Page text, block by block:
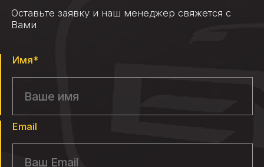
Оставьте заявку и наш менеджер свяжется с
Вами
Имя*
Email